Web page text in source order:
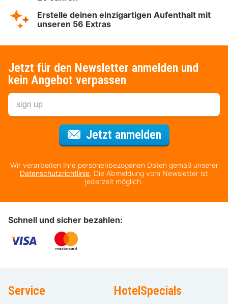
Erstelle deinen einzigartigen Aufenthalt mit
unseren 56 Extras
Jetzt für den Newsletter anmelden und
kein Angebot verpassen
Jetzt anmeldenFür den
Wir verarbeiten Ihre personenbezogenen Daten gemäß unserer
Datenschutzrichtlinie. Die Abmeldung vom Newsletter ist
jederzeit möglich.
Schnell und sicher bezahlen:
Service HotelSpecials